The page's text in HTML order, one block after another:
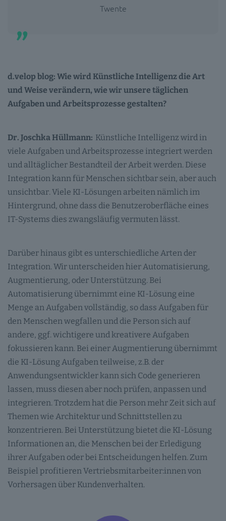
Twente
d.velop blog: Wie wird Künstliche Intelligenz die Art
und Weise verändern, wie wir unsere täglichen
Aufgaben und Arbeitsprozesse gestalten?
Dr. Joschka Hüllmann: Künstliche Intelligenz wird in
viele Aufgaben und Arbeitsprozesse integriert werden
und alltäglicher Bestandteil der Arbeit werden. Diese
Integration kann für Menschen sichtbar sein, aber auch
unsichtbar. Viele KI-Lösungen arbeiten nämlich im
Hintergrund, ohne dass die Benutzeroberfläche eines
IT-Systems dies zwangsläufig vermuten lässt.
Darüber hinaus gibt es unterschiedliche Arten der
Integration. Wir unterscheiden hier Automatisierung,
Augmentierung, oder Unterstützung. Bei
Automatisierung übernimmt eine KI-Lösung eine
Menge an Aufgaben vollständig, so dass Aufgaben für
den Menschen wegfallen und die Person sich auf
andere, ggf. wichtigere und kreativere Aufgaben
fokussieren kann. Bei einer Augmentierung übernimmt
die KI-Lösung Aufgaben teilweise, z.B. der
Anwendungsentwickler kann sich Code generieren
lassen, muss diesen aber noch prüfen, anpassen und
integrieren. Trotzdem hat die Person mehr Zeit sich auf
Themen wie Architektur und Schnittstellen zu
konzentrieren. Bei Unterstützung bietet die KI-Lösung
Informationen an, die Menschen bei der Erledigung
ihrer Aufgaben oder bei Entscheidungen helfen. Zum
Beispiel profitieren Vertriebsmitarbeiter:innen von
Vorhersagen über Kundenverhalten.